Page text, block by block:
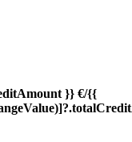
}} €/{{